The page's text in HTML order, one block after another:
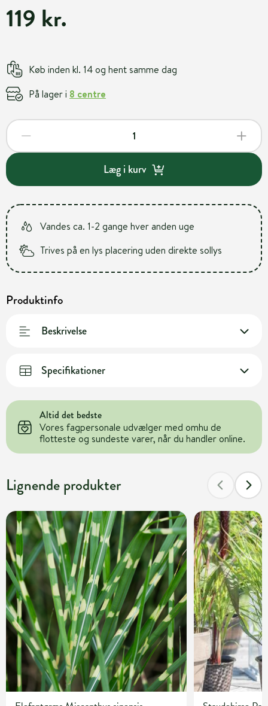
119 kr.
Køb inden kl. 14 og hent samme dag
På lager i 8 centre
Læg i kurv
Vandes ca. 1-2 gange hver anden uge
Trives på en lys placering uden direkte sollys
Produktinfo
Beskrivelse
Specifikationer
Altid det bedste
Vores fagpersonale udvælger med omhu de
flotteste og sundeste varer, når du handler online.
Lignende produkter